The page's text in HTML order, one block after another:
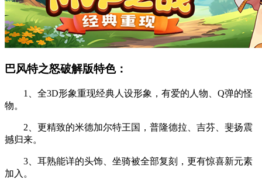
巴风特之怒破解版特色：
1、全3D形象重现经典人设形象，有爱的人物、Q弹的怪
物。
2、更精致的米德加尔特王国，普隆德拉、吉芬、斐扬震
撼归来。
3、耳熟能详的头饰、坐骑被全部复刻，更有惊喜新元素
加入。